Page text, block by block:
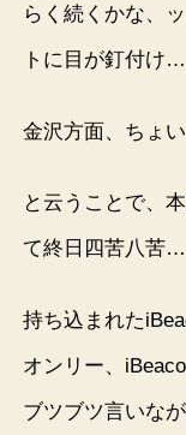
らく続くかな、
トに目が釘付け…
金沢方面、ちょ
と云うことで、
て終日四苦八苦…
持ち込まれた
オンリー、
ブツブツ言いな